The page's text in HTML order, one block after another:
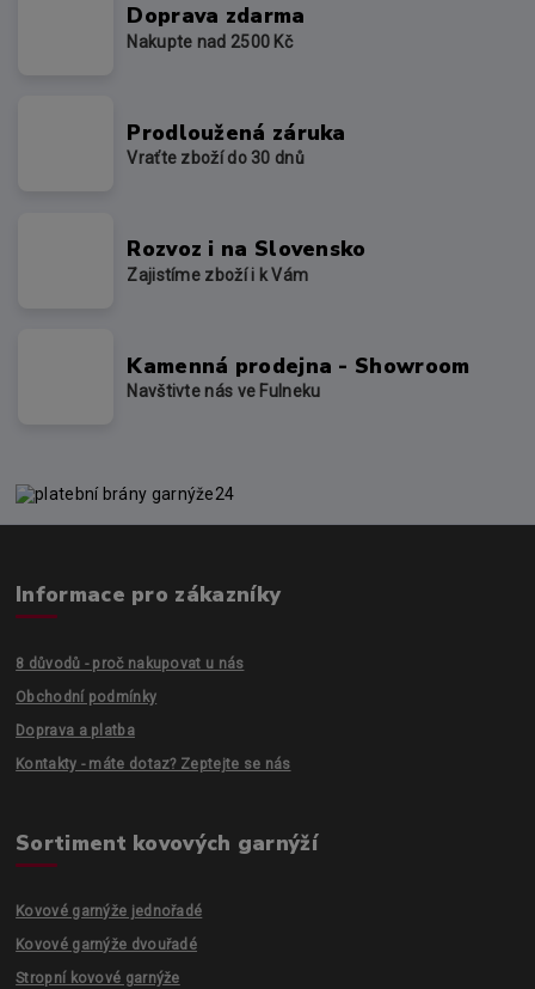
Doprava zdarma
Nakupte nad 2500 Kč
Prodloužená záruka
Vraťte zboží do 30 dnů
Rozvoz i na Slovensko
Zajistíme zboží i k Vám
Kamenná prodejna - Showroom
Navštivte nás ve Fulneku
Informace pro zákazníky
8 důvodů - proč nakupovat u nás
Obchodní podmínky
Doprava a platba
Kontakty - máte dotaz? Zeptejte se nás
Sortiment kovových garnýží
Kovové garnýže jednořadé
Kovové garnýže dvouřadé
Stropní kovové garnýže